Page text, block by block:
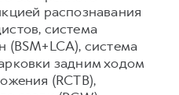
распознавания
система
(BSM+LCA), система
задним ходом
(RCTB),